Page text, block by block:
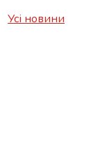
Усі новини